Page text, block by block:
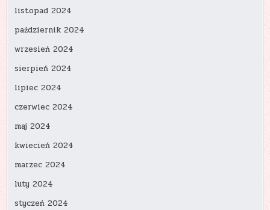
listopad 2024
październik 2024
wrzesień 2024
sierpień 2024
lipiec 2024
czerwiec 2024
maj 2024
kwiecień 2024
marzec 2024
luty 2024
styczeń 2024